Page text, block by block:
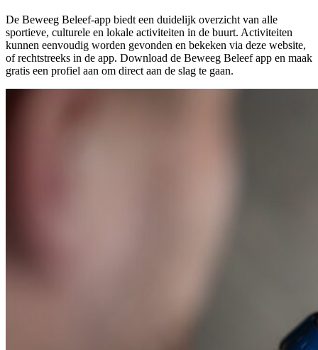
De Beweeg Beleef-app biedt een duidelijk overzicht van alle
sportieve, culturele en lokale activiteiten in de buurt. Activiteiten
kunnen eenvoudig worden gevonden en bekeken via deze website,
of rechtstreeks in de app. Download de Beweeg Beleef app en maak
gratis een profiel aan om direct aan de slag te gaan.